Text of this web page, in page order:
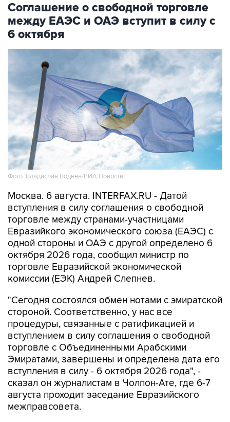
Соглашение о свободной торговле
между ЕАЭС и ОАЭ вступит в силу с
6 октября
Фото: Владислав Воднев/РИА Новости
Москва. 6 августа. INTERFAX.RU - Датой
вступления в силу соглашения о свободной
торговле между странами-участницами
Евразийкого экономического союза (ЕАЭС) с
одной стороны и ОАЭ с другой определено 6
октября 2026 года, сообщил министр по
торговле Евразийской экономической
комиссии (ЕЭК) Андрей Слепнев.
"Сегодня состоялся обмен нотами с эмиратской
стороной. Соответственно, у нас все
процедуры, связанные с ратификацией и
вступлением в силу соглашения о свободной
торговле с Объединенными Арабскими
Эмиратами, завершены и определена дата его
вступления в силу - 6 октября 2026 года", -
сказал он журналистам в Чолпон-Ате, где 6-7
августа проходит заседание Евразийского
межправсовета.